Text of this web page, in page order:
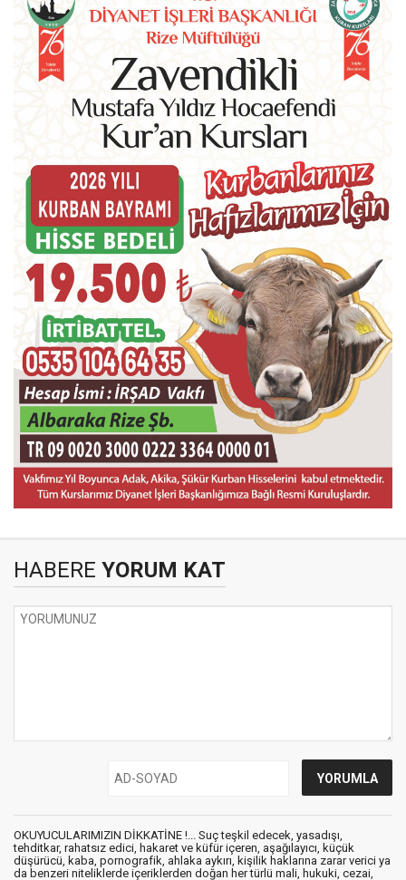
HABERE YORUM KAT
OKUYUCULARIMIZIN DİKKATİNE !... Suç teşkil edecek, yasadışı,
tehditkar, rahatsız edici, hakaret ve küfür içeren, aşağılayıcı, küçük
düşürücü, kaba, pornografik, ahlaka aykırı, kişilik haklarına zarar verici ya
da benzeri niteliklerde içeriklerden doğan her türlü mali, hukuki, cezai,